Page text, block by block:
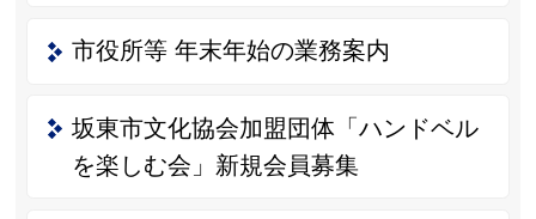
市役所等 年末年始の業務案内
坂東市文化協会加盟団体「ハンドベル
を楽しむ会」新規会員募集